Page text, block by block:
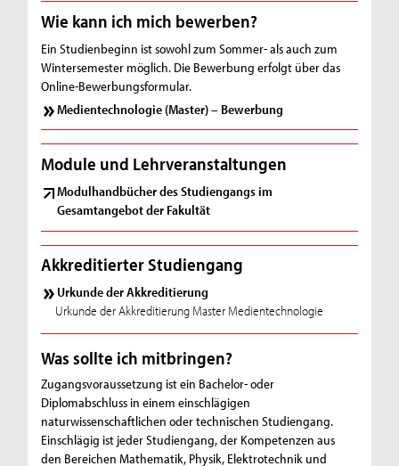
Wie kann ich mich bewerben?
Ein Studienbeginn ist sowohl zum Sommer- als auch zum
Wintersemester möglich. Die Bewerbung erfolgt über das
Online-Bewerbungsformular.
Medientechnologie (Master) – Bewerbung
Module und Lehrveranstaltungen
Modulhandbücher des Studiengangs im
Gesamtangebot der Fakultät
Akkreditierter Studiengang
Urkunde der Akkreditierung
Urkunde der Akkreditierung Master Medientechnologie
Was sollte ich mitbringen?
Zugangsvoraussetzung ist ein Bachelor- oder
Diplomabschluss in einem einschlägigen
naturwissenschaftlichen oder technischen Studiengang.
Einschlägig ist jeder Studiengang, der Kompetenzen aus
den Bereichen Mathematik, Physik, Elektrotechnik und